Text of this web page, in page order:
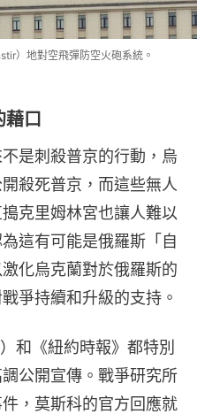
）地對空飛彈防空火砲系統。
口
是刺殺普京的行動，烏
殺死普京，而這些無人
克里姆林宮也讓人難以
這有可能是俄羅斯「自
化烏克蘭對於俄羅斯的
爭持續和升級的支持。
和《紐約時報》都特別
公開宣傳。戰爭研究所
，莫斯科的官方回應就